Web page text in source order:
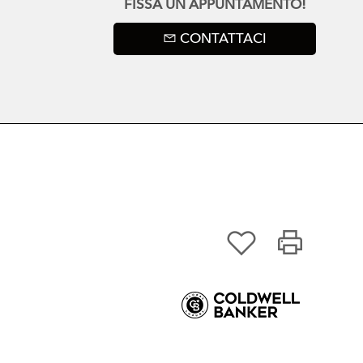
FISSA UN APPUNTAMENTO!
CONTATTACI